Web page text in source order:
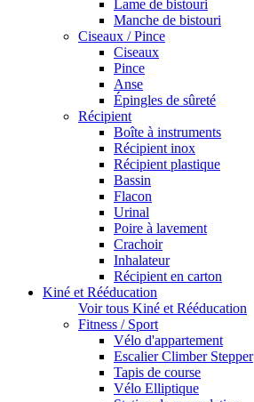
Lame de bistouri
Manche de bistouri
Ciseaux / Pince
Ciseaux
Pince
Anse
Épingles de sûreté
Récipient
Boîte à instruments
Récipient inox
Récipient plastique
Bassin
Flacon
Urinal
Poire à lavement
Crachoir
Inhalateur
Récipient en carton
Kiné et Rééducation
Voir tous Kiné et Rééducation
Fitness / Sport
Vélo d'appartement
Escalier Climber Stepper
Tapis de course
Vélo Elliptique